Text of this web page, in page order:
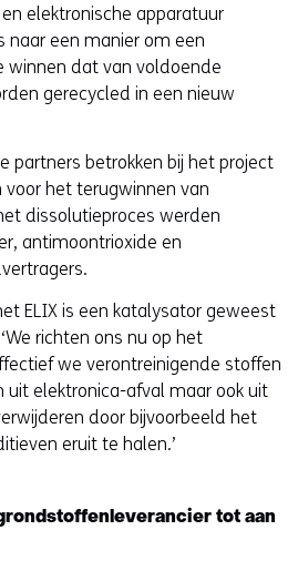
e
u
w
e
n
s
t
)
(
v
e
r
s
e
i
i
e
s
t
e
v
elektronische apparatuur
naar een manier om een
winnen dat van voldoende
gerecycled in een nieuw
partners betrokken bij het project
het terugwinnen van
dissolutieproces werden
antimoontrioxide en
ELIX is een katalysator geweest
richten ons nu op het
we verontreinigende stoffen
uit elektronica-afval maar ook uit
door bijvoorbeeld het
eruit te halen.’
tot aan